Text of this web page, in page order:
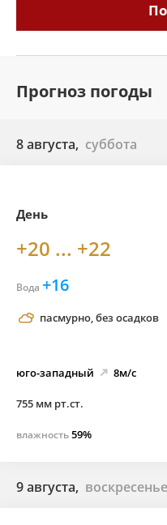
Прогноз погоды
8 августа, суббота
День
+20 ... +22
Вода +16
пасмурно, без осадков
юго-западный 8м/с
755 мм рт.ст.
влажность59%
9 августа, воскресенье